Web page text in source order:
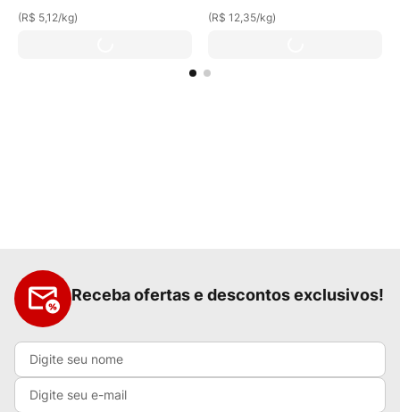
(R$ 5,12/kg) (R$ 12,35/kg)
Receba ofertas e descontos exclusivos!